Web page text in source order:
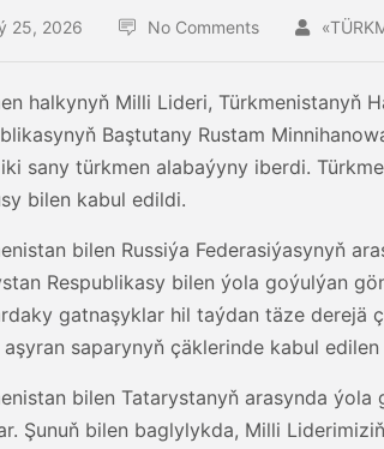
25, 2026 No Comments
halkynyň Milli Lideri, Türkmenistanyň
Baştutany Rustam
sany türkmen alabaýyny iberdi.
bilen kabul edildi.
bilen Russiýa Federasiýasynyň
Respublikasy bilen ýola goýulýan
gatnaşyklar hil taýdan täze derejä
aşyran saparynyň çäklerinde kabul
bilen Tatarystanyň arasynda
Şunuň bilen baglylykda, Milli